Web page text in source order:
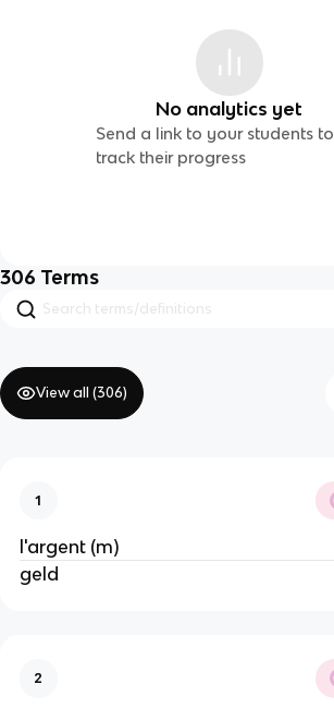
No analytics yet
Send a link to your students to
track their progress
306 Terms
View all (306)
1
l'argent (m)
geld
2